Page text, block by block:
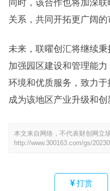
同时，该合作也将加深
关系，共同开拓更广阔的
未来，联曜创汇将继续
加强园区建设和管理能
环境和优质服务，致力于
成为该地区产业升级和创
本文来自网络，不代表财创网立
http://www.300163.com/gs/
打赏